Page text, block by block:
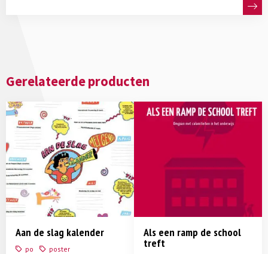
Gerelateerde producten
Aan de slag kalender
po poster
Als een ramp de school
treft